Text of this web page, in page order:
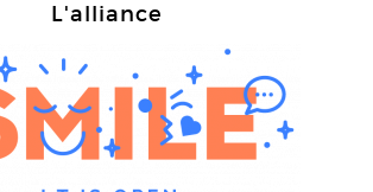
L'alliance